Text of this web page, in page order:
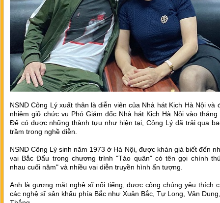
NSND Công Lý xuất thân là diễn viên của Nhà hát Kịch Hà Nội và
nhiệm giữ chức vụ Phó Giám đốc Nhà hát Kịch Hà Nội vào tháng
Để có được những thành tựu như hiện tại, Công Lý đã trải qua
trầm trong nghề diễn.
NSND Công Lý sinh năm 1973 ở Hà Nội, được khán giả biết đến
vai Bắc Đẩu trong chương trình "Táo quân" có tên gọi chính
nhau cuối năm" và nhiều vai diễn truyền hình ấn tượng.
Anh là gương mặt nghệ sĩ nổi tiếng, được công chúng yêu thích
các nghệ sĩ sân khấu phía Bắc như Xuân Bắc, Tự Long, Vân